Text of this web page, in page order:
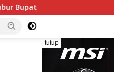
Minta Kontingen Pramuka
tutup